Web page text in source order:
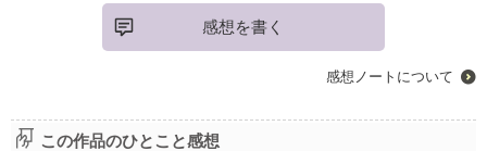
感想を書く
感想ノートについて
この作品のひとこと感想